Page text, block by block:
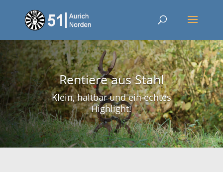
Rentiere aus Stahl
Klein, haltbar und ein echtes
Highlight!